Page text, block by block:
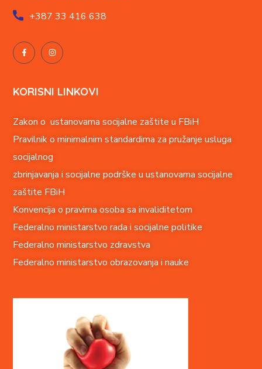
+38733 416 638
KORISNI LINKOVI
Zakon o ustanovama socijalne zaštite u FBiH
Pravilnik o minimalnim standardima za pružanje usluga
socijalnog
zbrinjavanja i socijalne podrške u ustanovama socijalne
zaštite FBiH
Konvencija o pravima osoba sa invaliditetom
Federalno ministarstvo rada i socijalne politike
Federalno ministarstvo zdravstva
Federalno ministarstvo obrazovanja i nauke